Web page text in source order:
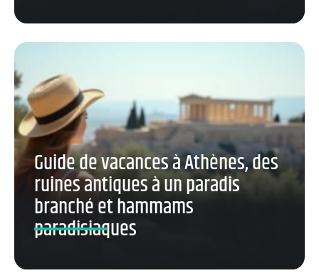
Guide de vacances à Athènes, des
ruines antiques à un paradis
branché et hammams
paradisiaques